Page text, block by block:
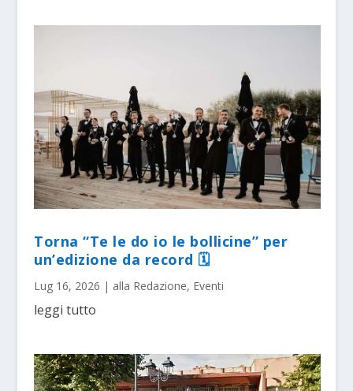
Torna “Te le do io le bollicine” per
un’edizione da record 🗓
Lug 16, 2026 | alla Redazione, Eventi
leggi tutto